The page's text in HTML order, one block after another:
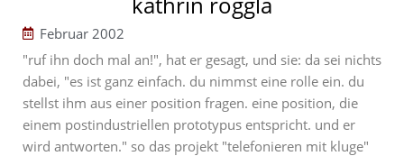
Februar 2002
"ruf ihn doch mal an!", hat er gesagt, und sie: da sei nichts
dabei, "es ist ganz einfach. du nimmst eine rolle ein. du
stellst ihm aus einer position fragen. eine position, die
einem postindustriellen prototypus entspricht. und er
wird antworten." so das projekt "telefonieren mit kluge"